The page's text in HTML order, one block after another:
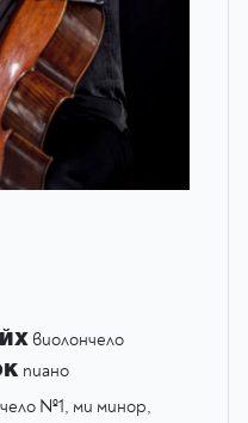
виолончело
пиано
№1, ми минор,